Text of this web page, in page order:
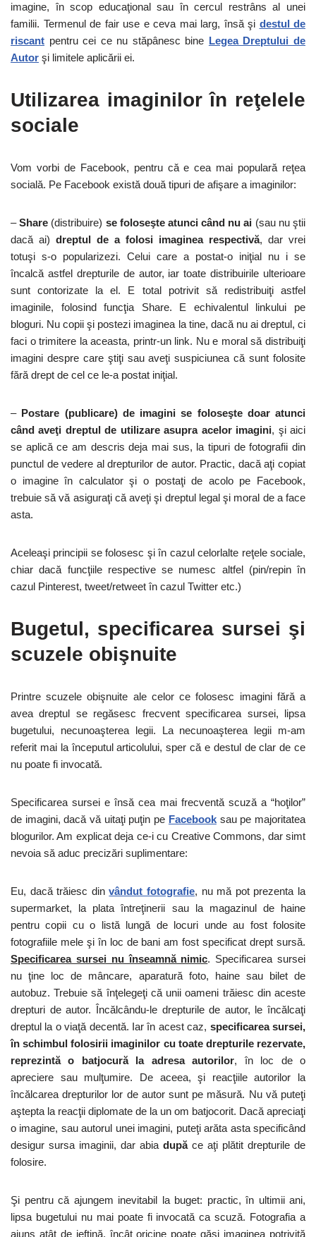
imagine, în scop educaţional sau în cercul restrâns al unei
familii. Termenul de fair use e ceva mai larg, însă şi destul de
riscant pentru cei ce nu stăpânesc bine Legea Dreptului de
Autor şi limitele aplicării ei.
Utilizarea imaginilor în reţelele
sociale
Vom vorbi de Facebook, pentru că e cea mai populară reţea
socială. Pe Facebook există două tipuri de afişare a imaginilor:
–Share (distribuire) se foloseşte atunci când nu ai (sau nu ştii
dacă ai) dreptul de a folosi imaginea respectivă, dar vrei
totuşi s-o popularizezi. Celui care a postat-o iniţial nu i se
încalcă astfel drepturile de autor, iar toate distribuirile ulterioare
sunt contorizate la el. E total potrivit să redistribuiţi astfel
imaginile, folosind funcţia Share. E echivalentul linkului pe
bloguri. Nu copii şi postezi imaginea la tine, dacă nu ai dreptul, ci
faci o trimitere la aceasta, printr-un link. Nu e moral să distribuiţi
imagini despre care ştiţi sau aveţi suspiciunea că sunt folosite
fără drept de cel ce le-a postat iniţial.
– Postare (publicare) de imagini se foloseşte doar atunci
când aveţi dreptul de utilizare asupra acelor imagini, şi aici
se aplică ce am descris deja mai sus, la tipuri de fotografii din
punctul de vedere al drepturilor de autor. Practic, dacă aţi copiat
o imagine în calculator şi o postaţi de acolo pe Facebook,
trebuie să vă asiguraţi că aveţi şi dreptul legal şi moral de a face
asta.
Aceleaşi principii se folosesc şi în cazul celorlalte reţele sociale,
chiar dacă funcţiile respective se numesc altfel (pin/repin în
cazul Pinterest, tweet/retweet în cazul Twitter etc.)
Bugetul, specificarea sursei şi
scuzele obişnuite
Printre scuzele obişnuite ale celor ce folosesc imagini fără a
avea dreptul se regăsesc frecvent specificarea sursei, lipsa
bugetului, necunoaşterea legii. La necunoaşterea legii m-am
referit mai la începutul articolului, sper că e destul de clar de ce
nu poate fi invocată.
Specificarea sursei e însă cea mai frecventă scuză a “hoţilor”
de imagini, dacă vă uitaţi puţin pe Facebooksau pe majoritatea
blogurilor. Am explicat deja ce-i cu Creative Commons, dar simt
nevoia să aduc precizări suplimentare:
Eu, dacă trăiesc dinvândut fotografie, nu mă pot prezenta la
supermarket, la plata întreţinerii sau la magazinul de haine
pentru copii cu o listă lungă de locuri unde au fost folosite
fotografiile mele şi în loc de bani am fost specificat drept sursă.
Specificarea sursei nu înseamnă nimic. Specificarea sursei
nu ţine loc de mâncare, aparatură foto, haine sau bilet de
autobuz. Trebuie să înţelegeţi că unii oameni trăiesc din aceste
drepturi de autor. Încălcându-le drepturile de autor, le încălcaţi
dreptul la o viaţă decentă. Iar în acest caz, specificarea sursei,
în schimbul folosirii imaginilor cu toate drepturile rezervate,
reprezintă o batjocură la adresa autorilor, în loc de o
apreciere sau mulţumire. De aceea, şi reacţiile autorilor la
încălcarea drepturilor lor de autor sunt pe măsură. Nu vă puteţi
aştepta la reacţii diplomate de la un om batjocorit. Dacă apreciaţi
o imagine, sau autorul unei imagini, puteţi arăta asta specificând
desigur sursa imaginii, dar abia dupăce aţi plătit drepturile de
folosire.
Şi pentru că ajungem inevitabil la buget: practic, în ultimii ani,
lipsa bugetului nu mai poate fi invocată ca scuză. Fotografia a
ajuns atât de ieftină, încât oricine poate găsi imaginea potrivită